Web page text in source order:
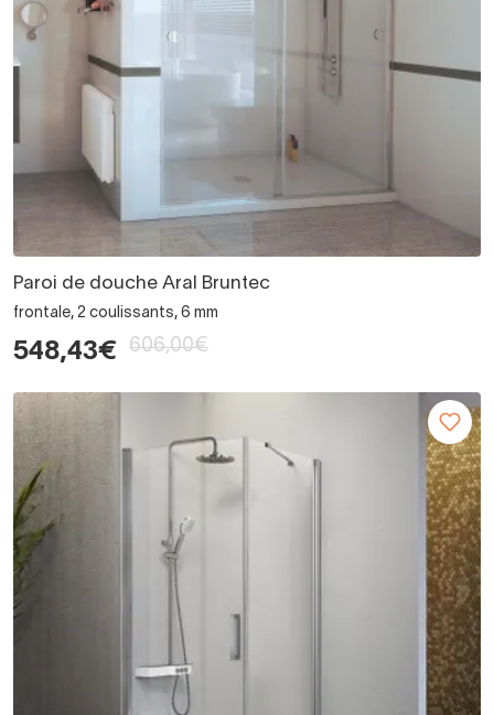
Paroi de douche Aral Bruntec
frontale, 2 coulissants, 6 mm
548,43€ 606,00€